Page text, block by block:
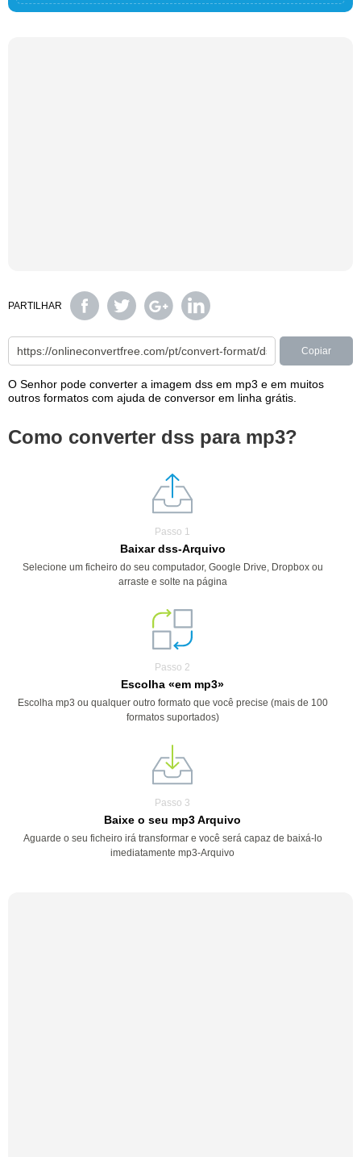
PARTILHAR
Copiar
O Senhor pode converter a imagem dss em mp3 e em muitos
outros formatos com ajuda de conversor em linha grátis.
Como converter dss para mp3?
Passo 1
Baixar dss-Arquivo
Selecione um ficheiro do seu computador, Google Drive, Dropbox ou
arraste e solte na página
Passo 2
Escolha «em mp3»
Escolha mp3 ou qualquer outro formato que você precise (mais de 100
formatos suportados)
Passo 3
Baixe o seu mp3 Arquivo
Aguarde o seu ficheiro irá transformar e você será capaz de baixá-lo
imediatamente mp3-Arquivo